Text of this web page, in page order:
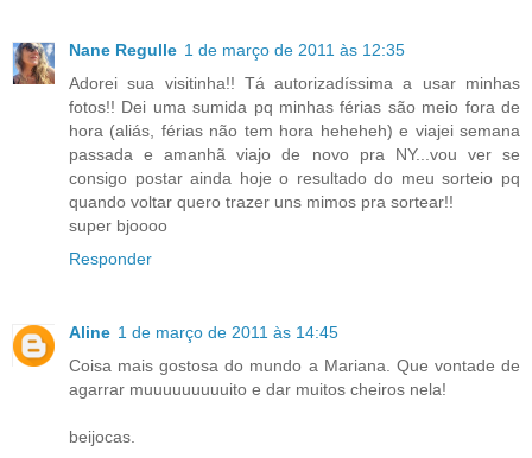
Nane Regulle 1 de março de 2011 às 12:35
Adorei sua visitinha!! Tá autorizadíssima a usar minhas
fotos!! Dei uma sumida pq minhas férias são meio fora de
hora (aliás, férias não tem hora heheheh) e viajei semana
passada e amanhã viajo de novo pra NY...vou ver se
consigo postar ainda hoje o resultado do meu sorteio pq
quando voltar quero trazer uns mimos pra sortear!!
super bjoooo
Responder
Aline 1 de março de 2011 às 14:45
Coisa mais gostosa do mundo a Mariana. Que vontade de
agarrar muuuuuuuuuito e dar muitos cheiros nela!
beijocas.